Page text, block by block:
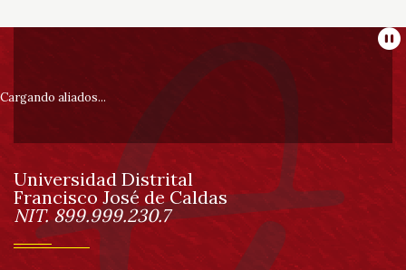
Información
pie
de
página
Cargando aliados...
Información
Universidad Distrital
Francisco José de Caldas
NIT. 899.999.230.7